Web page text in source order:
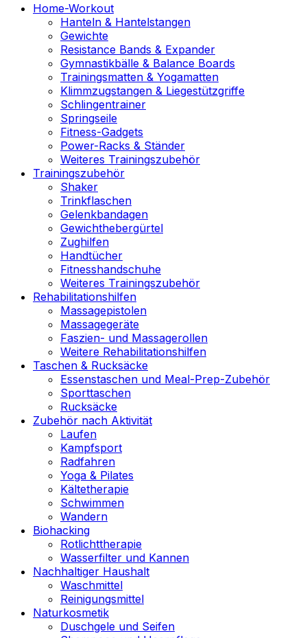
Home-Workout
Hanteln & Hantelstangen
Gewichte
Resistance Bands & Expander
Gymnastikbälle & Balance Boards
Trainingsmatten & Yogamatten
Klimmzugstangen & Liegestützgriffe
Schlingentrainer
Springseile
Fitness-Gadgets
Power-Racks & Ständer
Weiteres Trainingszubehör
Trainingszubehör
Shaker
Trinkflaschen
Gelenkbandagen
Gewichthebergürtel
Zughilfen
Handtücher
Fitnesshandschuhe
Weiteres Trainingszubehör
Rehabilitationshilfen
Massagepistolen
Massagegeräte
Faszien- und Massagerollen
Weitere Rehabilitationshilfen
Taschen & Rucksäcke
Essenstaschen und Meal-Prep-Zubehör
Sporttaschen
Rucksäcke
Zubehör nach Aktivität
Laufen
Kampfsport
Radfahren
Yoga & Pilates
Kältetherapie
Schwimmen
Wandern
Biohacking
Rotlichttherapie
Wasserfilter und Kannen
Nachhaltiger Haushalt
Waschmittel
Reinigungsmittel
Naturkosmetik
Duschgele und Seifen